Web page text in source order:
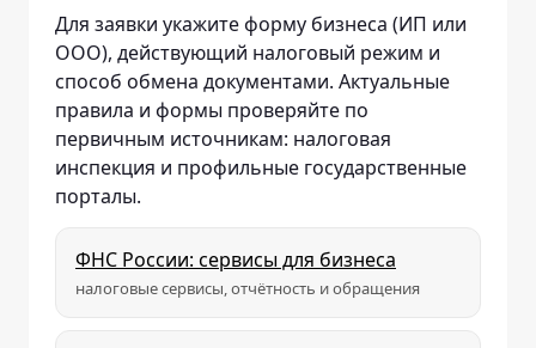
Для заявки укажите форму бизнеса (ИП или
ООО), действующий налоговый режим и
способ обмена документами. Актуальные
правила и формы проверяйте по
первичным источникам: налоговая
инспекция и профильные государственные
порталы.
ФНС России: сервисы для бизнеса
налоговые сервисы, отчётность и обращения